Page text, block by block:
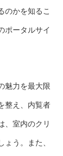
のかを知るこ
ポータルサイ
魅力を最大限
整え、内覧者
、室内のクリ
う。また、